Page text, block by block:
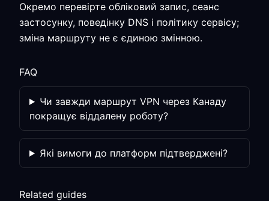
Окремо перевірте обліковий запис, сеанс
застосунку, поведінку DNS і політику сервісу;
зміна маршруту не є єдиною змінною.
FAQ
Чи завжди маршрут VPN через Канаду
покращує віддалену роботу?
Які вимоги до платформ підтверджені?
Related guides